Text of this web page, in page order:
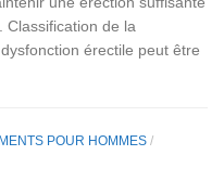
Classification de la
érectile peut être
POUR HOMMES /